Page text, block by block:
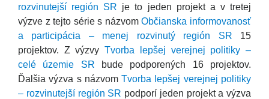
rozvinutejší región SR je to jeden projekt a v tretej
výzve z tejto série s názvomObčianska informovanosť
a participácia – menej rozvinutý región SR 15
projektov. Z výzvyTvorba lepšej verejnej politiky –
celé územie SR bude podporených 16 projektov.
Ďalšia výzva s názvomTvorba lepšej verejnej politiky
– rozvinutejší región SR podporí jeden projekt a výzva